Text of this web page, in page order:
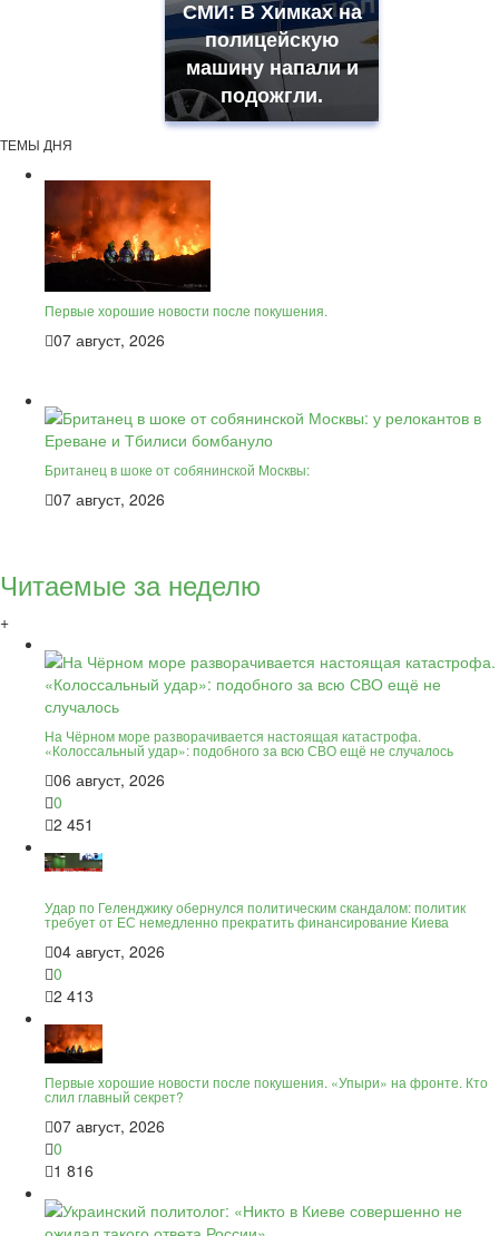
СМИ: В Химках на
полицейскую
машину напали и
подожгли.
ТЕМЫ ДНЯ
Первые хорошие новости после покушения.
07 август, 2026
Британец в шоке от собянинской Москвы:
07 август, 2026
Читаемые за неделю
+
На Чёрном море разворачивается настоящая катастрофа.
«Колоссальный удар»: подобного за всю СВО ещё не случалось
06 август, 2026
0
2 451
Удар по Геленджику обернулся политическим скандалом: политик
требует от ЕС немедленно прекратить финансирование Киева
04 август, 2026
0
2 413
Первые хорошие новости после покушения. «Упыри» на фронте. Кто
слил главный секрет?
07 август, 2026
0
1 816